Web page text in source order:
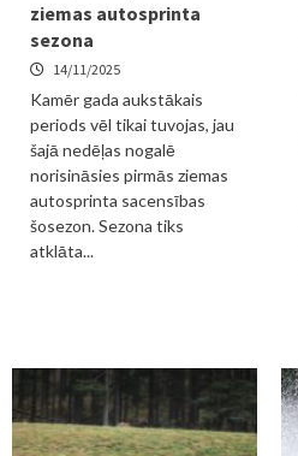
ziemas autosprinta
sezona
14/11/2025
Kamēr gada aukstākais
periods vēl tikai tuvojas, jau
šajā nedēļas nogalē
norisināsies pirmās ziemas
autosprinta sacensības
šosezon. Sezona tiks
atklāta...